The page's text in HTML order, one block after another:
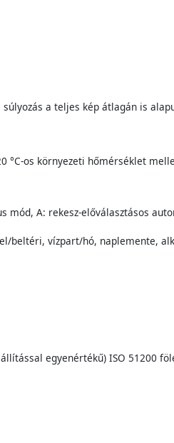
a teljes kép átlagán is
°C-os környezeti hőmérséklet
A: rekesz-előválasztásos
beltéri, vízpart/hó, naplemente,
egyenértékű) ISO 51200